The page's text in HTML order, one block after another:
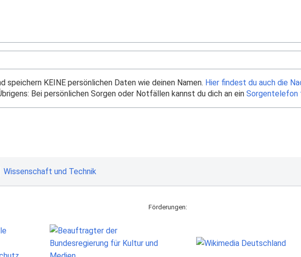
speichern KEINE persönlichen Daten wie deinen Namen. Hier findest du auch die
Bei persönlichen Sorgen oder Notfällen kannst du dich an ein Sorgentelefon
Wissenschaft und Technik
Förderungen: